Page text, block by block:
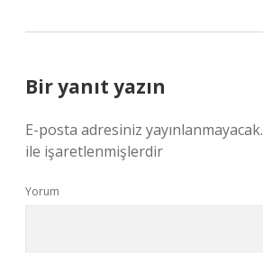
Bir yanıt yazın
E-posta adresiniz yayınlanmayacak.
ile işaretlenmişlerdir
Yorum